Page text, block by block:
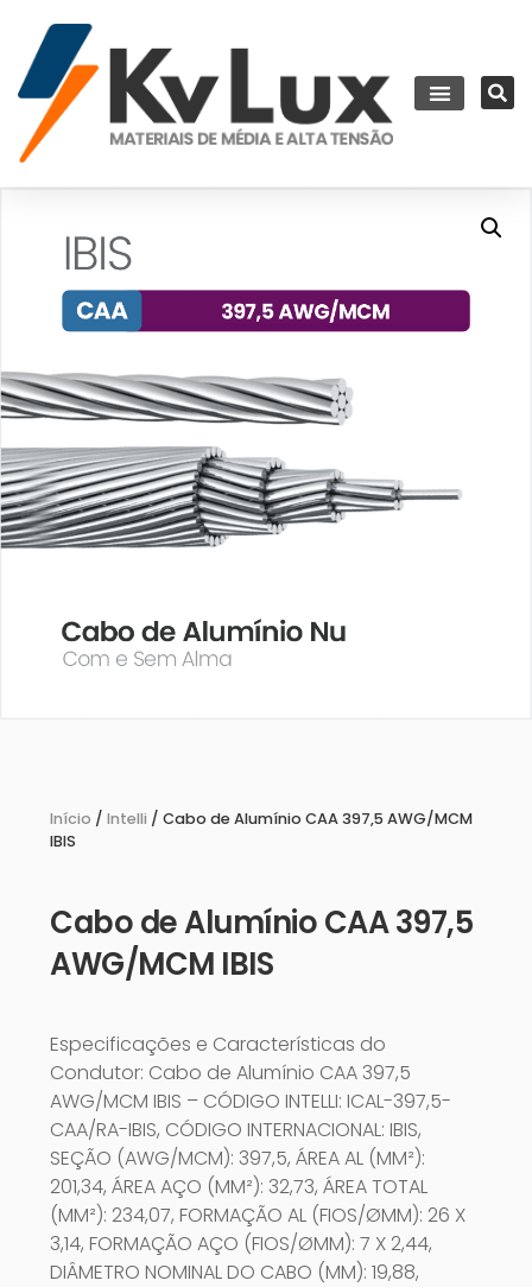
Início / Intelli / Cabo de Alumínio CAA 397,5 AWG/MCM
IBIS
Cabo de Alumínio CAA 397,5
AWG/MCM IBIS
Especificações e Características do
Condutor: Cabo de Alumínio CAA 397,5
AWG/MCM IBIS – CÓDIGO INTELLI: ICAL-397,5-
CAA/RA-IBIS, CÓDIGO INTERNACIONAL: IBIS,
SEÇÃO (AWG/MCM): 397,5, ÁREA AL (MM²):
201,34, ÁREA AÇO (MM²): 32,73, ÁREA TOTAL
(MM²): 234,07, FORMAÇÃO AL (FIOS/ØMM): 26 X
3,14, FORMAÇÃO AÇO (FIOS/ØMM): 7 X 2,44,
DIÂMETRO NOMINAL DO CABO (MM): 19,88,